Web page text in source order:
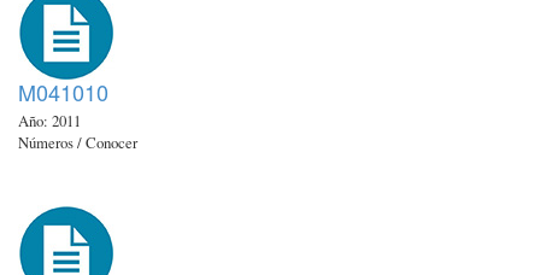
M041010
Año: 2011
Números / Conocer